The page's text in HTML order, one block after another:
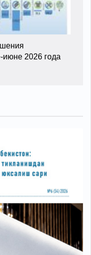
2026 года